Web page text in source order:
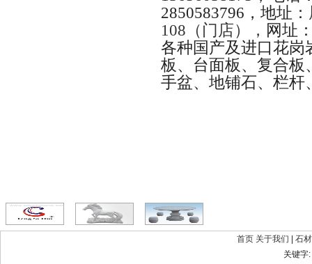
2850583796 ，地址：
108 （门店）， 网址
各种国产及进口花岗
板、台面板、复合板
手盆、地铺石、栏杆
首页 关于我们
石
关键字: